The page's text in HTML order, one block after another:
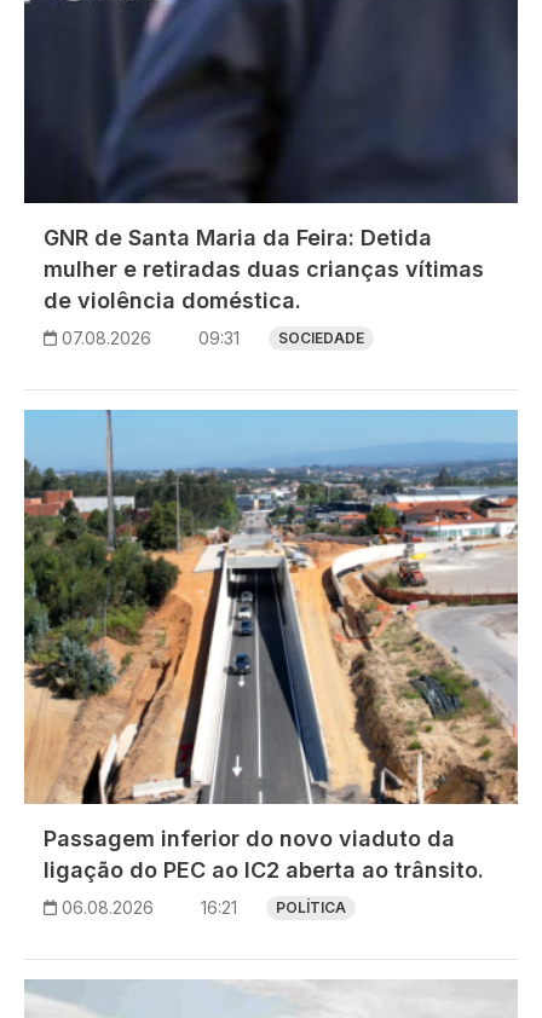
GNR de Santa Maria da Feira: Detida
mulher e retiradas duas crianças vítimas
de violência doméstica.
07.08.2026 09:31 SOCIEDADE
Passagem inferior do novo viaduto da
ligação do PEC ao IC2 aberta ao trânsito.
06.08.2026 16:21 POLÍTICA
Imagem